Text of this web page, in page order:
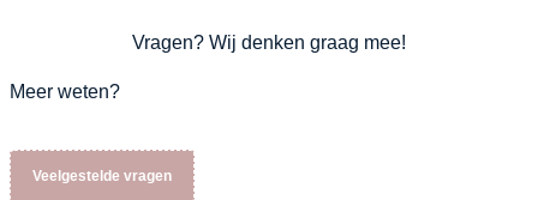
Vragen? Wij denken graag mee!
Meer weten?
Veelgestelde vragen